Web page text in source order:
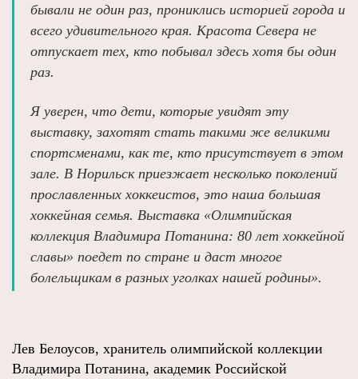
бывали не один раз, прониклись историей города и
всего удивительного края. Красота Севера не
отпускает тех, кто побывал здесь хотя бы один
раз.
Я уверен, что дети, которые увидят эту
выставку, захотят стать такими же великими
спортсменами, как те, кто присутствует в этом
зале. В Норильск приезжает несколько поколений
прославленных хоккеистов, это наша большая
хоккейная семья. Выставка «Олимпийская
коллекция Владимира Потанина: 80 лет хоккейной
славы» поедет по стране и даст многое
болельщикам в разных уголках нашей родины».
Лев Белоусов, хранитель олимпийской коллекции
Владимира Потанина, академик Российской